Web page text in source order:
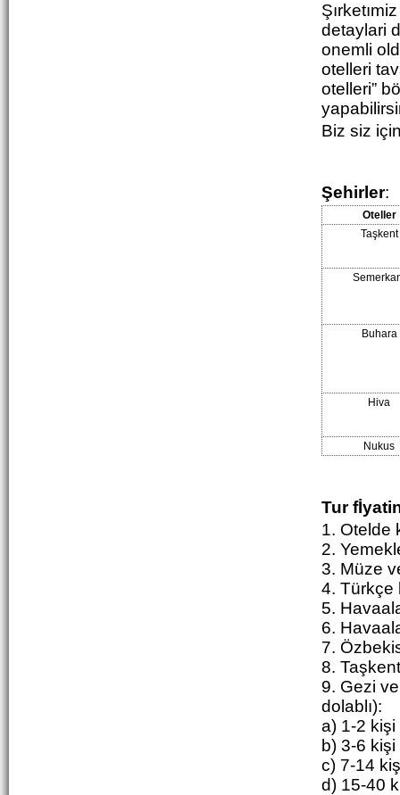
detaylari
onemli
otelleri
otelleri”
Biz siz
Şehirler:
Oteller
Taşkent
Buhara
Hiva
Nukus
Tur
1. Otelde
2.
3. Müze
4. Türkçe
5.
6.
7.
8.
9. Gezi
dolablı):
a) 1-2
b) 3-6
c) 7-14
d) 15-40